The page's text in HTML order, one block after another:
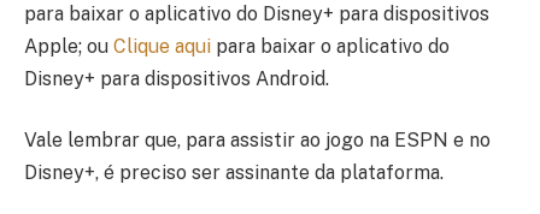
para baixar o aplicativo do Disney+ para dispositivos
Apple; ou Clique aqui para baixar o aplicativo do
Disney+ para dispositivos Android.
Vale lembrar que, para assistir ao jogo na ESPN e no
Disney+, é preciso ser assinante da plataforma.